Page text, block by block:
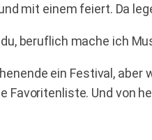
mit einem feiert. Da
beruflich mache ich
ein Festival,
Favoritenliste. Und von